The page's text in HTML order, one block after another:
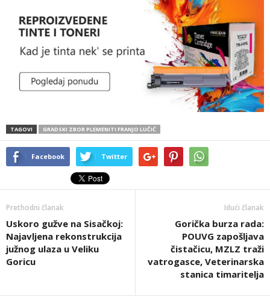
TAGOVI GRADSKI ZBOR PLEMENITI FRANJO LUČIĆ
Facebook Twitter
Prethodni članak
Uskoro gužve na Sisačkoj:
Najavljena rekonstrukcija
južnog ulaza u Veliku
Goricu
Idući članak
Gorička burza rada:
POUVG zapošljava
čistačicu, MZLZ traži
vatrogasce, Veterinarska
stanica timaritelja